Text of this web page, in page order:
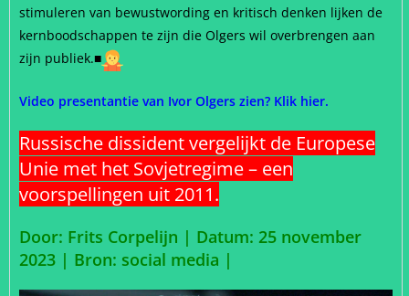
stimuleren van bewustwording en kritisch denken lijken de
kernboodschappen te zijn die Olgers wil overbrengen aan
zijn publiek.■
Video presentantie van Ivor Olgers zien? Klik hier.
Russische dissident vergelijkt de Europese
Unie met het Sovjetregime – een
voorspellingen uit 2011.
Door: Frits Corpelijn | Datum: 25 november
2023 | Bron: social media |